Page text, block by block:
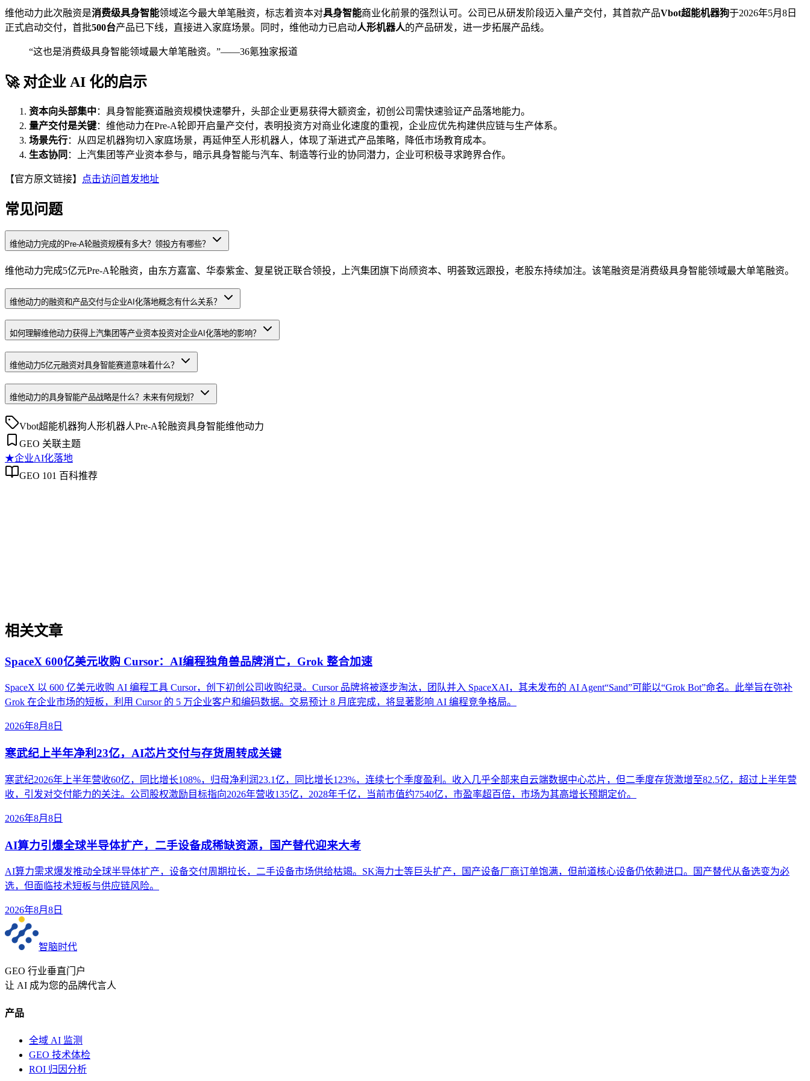
维他动力此次融资是消费级具身智能领域迄今最大单笔融资，标志着资本对具身智能商业化前景的强烈认可。公司已从研发阶段迈入量产交付，其首款产品Vbot超能机器狗于2026年5月8日
正式启动交付，首批500台产品已下线，直接进入家庭场景。同时，维他动力已启动人形机器人的产品研发，进一步拓展产品线。
“这也是消费级具身智能领域最大单笔融资。”——36氪独家报道
🚀 对企业 AI 化的启示
资本向头部集中 ：具身智能赛道融资规模快速攀升，头部企业更易获得大额资金，初创公司需快速验证产品落地能力。
量产交付是关键：维他动力在Pre-A轮即开启量产交付，表明投资方对商业化速度的重视，企业应优先构建供应链与生产体系。
场景先行：从四足机器狗切入家庭场景，再延伸至人形机器人，体现了渐进式产品策略，降低市场教育成本。
生态协同 ：上汽集团等产业资本参与，暗示具身智能与汽车、制造等行业的协同潜力，企业可积极寻求跨界合作。
【官方原文链接】 点击访问首发地址
常见问题
维他动力完成的Pre-A轮融资规模有多大？领投方有哪些？
维他动力完成5亿元Pre-A轮融资，由东方嘉富、华泰紫金、复星锐正联合领投，上汽集团旗下尚颀资本、明荟致远跟投，老股东持续加注。该笔融资是消费级具身智能领域最大单笔融资。
维他动力的融资和产品交付与企业AI化落地概念有什么关系？
如何理解维他动力获得上汽集团等产业资本投资对企业AI化落地的影响？
维他动力5亿元融资对具身智能赛道意味着什么？
维他动力的具身智能产品战略是什么？未来有何规划？
Vbot超能机器狗人形机器人Pre-A轮融资具身智能维他动力
GEO 关联主题
★企业AI化落地
GEO 101 百科推荐
相关文章
SpaceX 600亿美元收购 Cursor：AI编程独角兽品牌消亡，Grok 整合加速
SpaceX 以 600 亿美元收购 AI 编程工具 Cursor，创下初创公司收购纪录。Cursor 品牌将被逐步淘汰，团队并入 SpaceXAI，其未发布的 AI Agent“Sand”可能以“Grok Bot”命名。此举旨在弥补
Grok 在企业市场的短板，利用 Cursor 的 5 万企业客户和编码数据。交易预计 8 月底完成，将显著影响 AI 编程竞争格局。
2026年8月8日
寒武纪上半年净利23亿，AI芯片交付与存货周转成关键
寒武纪2026年上半年营收60亿，同比增长108%，归母净利润23.1亿，同比增长123%，连续七个季度盈利。收入几乎全部来自云端数据中心芯片，但二季度存货激增至82.5亿，超过上半年营
收，引发对交付能力的关注。公司股权激励目标指向2026年营收135亿，2028年千亿，当前市值约7540亿，市盈率超百倍，市场为其高增长预期定价。
2026年8月8日
AI算力引爆全球半导体扩产，二手设备成稀缺资源，国产替代迎来大考
AI算力需求爆发推动全球半导体扩产，设备交付周期拉长，二手设备市场供给枯竭。SK海力士等巨头扩产，国产设备厂商订单饱满，但前道核心设备仍依赖进口。国产替代从备选变为必
选，但面临技术短板与供应链风险。
2026年8月8日
智脑时代
GEO 行业垂直门户
让 AI 成为您的品牌代言人
产品
全域 AI 监测
GEO 技术体检
ROI 归因分析